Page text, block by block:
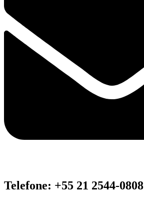
Telefone: +55 21 2544-0808